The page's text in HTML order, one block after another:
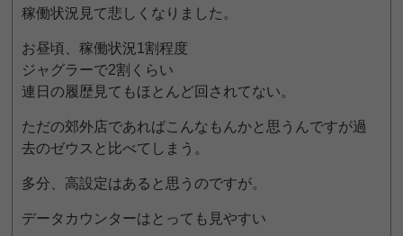
稼働状況見て悲しくなりました。
お昼頃、稼働状況1割程度
ジャグラーで2割くらい
連日の履歴見てもほとんど回されてない。
ただの郊外店であればこんなもんかと思うんですが過
去のゼウスと比べてしまう。
多分、高設定はあると思うのですが。
データカウンターはとっても見やすい